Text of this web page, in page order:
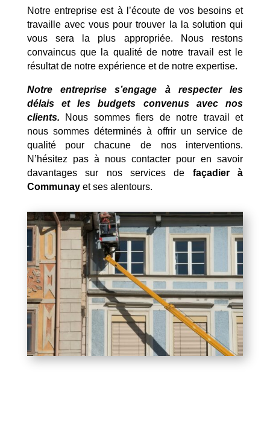
Notre entreprise est à l’écoute de vos besoins et
travaille avec vous pour trouver la la solution qui
vous sera la plus appropriée. Nous restons
convaincus que la qualité de notre travail est le
résultat de notre expérience et de notre expertise.
Notre entreprise s’engage à respecter les
délais et les budgets convenus avec nos
clients. Nous sommes fiers de notre travail et
nous sommes déterminés à offrir un service de
qualité pour chacune de nos interventions.
N’hésitez pas à nous contacter pour en savoir
davantages sur nos services de façadier à
Communayet ses alentours.